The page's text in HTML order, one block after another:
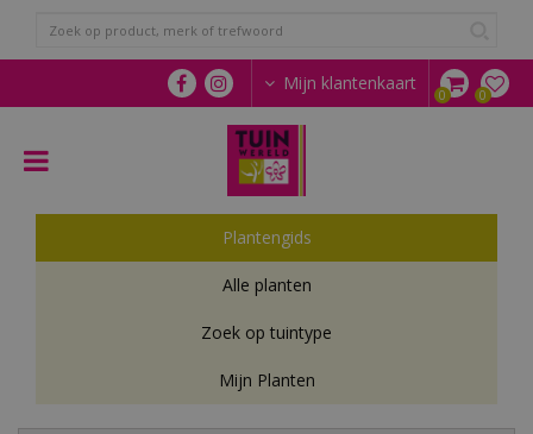
n
a
Mijn klantenkaart
Plantengids
Alle planten
Zoek op tuintype
Mijn Planten